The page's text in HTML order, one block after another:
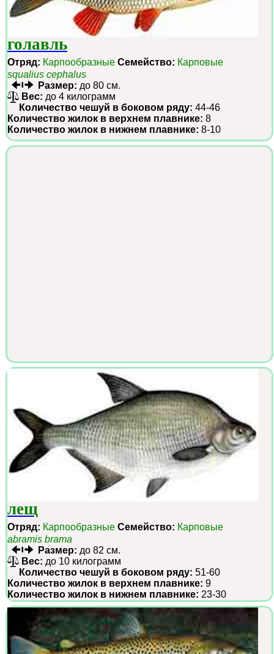
голавль
Отряд: Карпообразные Семейство: Карповые
squalius cephalus
Размер: до 80 см.
Вес: до 4 килограмм
Количество чешуй в боковом ряду: 44-46
Количество жилок в верхнем плавнике: 8
Количество жилок в нижнем плавнике: 8-10
лещ
Отряд: Карпообразные Семейство: Карповые
abramis brama
Размер: до 82 см.
Вес: до 10 килограмм
Количество чешуй в боковом ряду: 51-60
Количество жилок в верхнем плавнике: 9
Количество жилок в нижнем плавнике: 23-30